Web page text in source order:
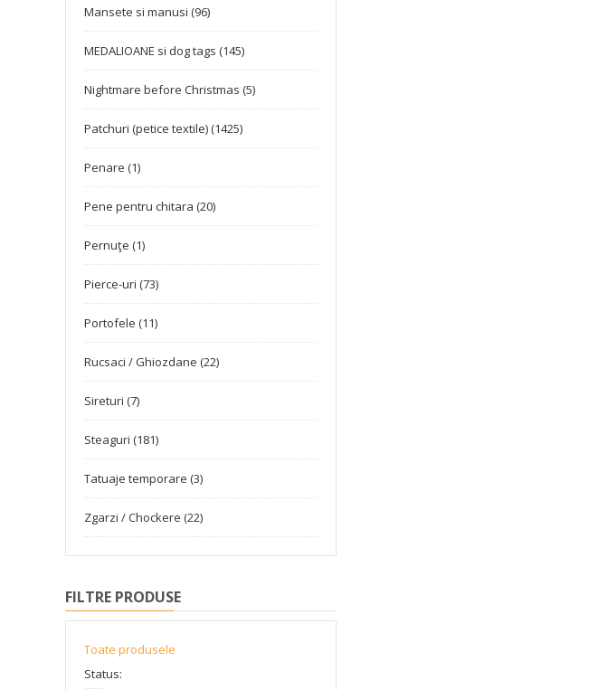
Mansete si manusi (96)
MEDALIOANE si dog tags (145)
Nightmare before Christmas (5)
Patchuri (petice textile) (1425)
Penare (1)
Pene pentru chitara (20)
Pernuţe (1)
Pierce-uri (73)
Portofele (11)
Rucsaci / Ghiozdane (22)
Sireturi (7)
Steaguri (181)
Tatuaje temporare (3)
Zgarzi / Chockere (22)
FILTRE PRODUSE
Toate produsele
Status: